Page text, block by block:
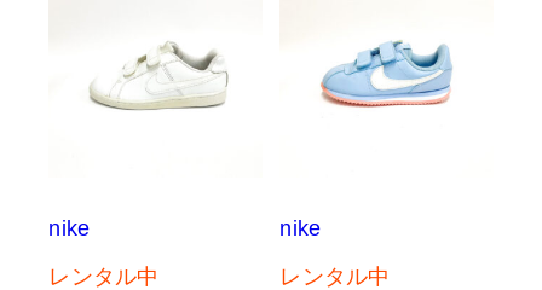
nike
レンタル中
nike
レンタル中